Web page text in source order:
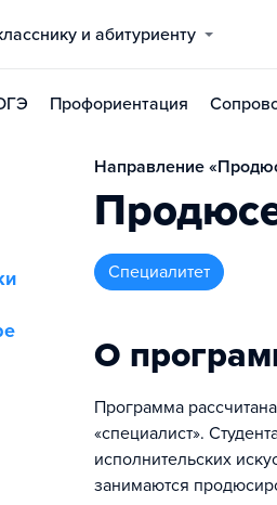
и абитуриенту
Профориентация
Направление
специалитет
О
Программа
«специалист».
исполнительских
занимаются